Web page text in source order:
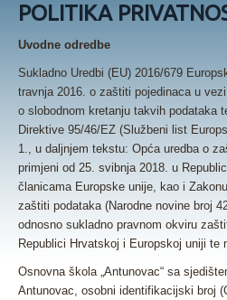
POLITIKA
Uvodne odredbe
Sukladno Uredbi (EU) 2016/679
travnja 2016. o zaštiti pojedinaca u
o slobodnom kretanju takvih podataka
Direktive 95/46/EZ (Službeni list
1., u daljnjem tekstu: Opća uredba o
primjeni od 25. svibnja 2018. u
članicama Europske unije, kao i
zaštiti podataka (Narodne novine broj
odnosno sukladno pravnom okviru
Republici Hrvatskoj i Europskoj uniji te
Osnovna škola „Antunovac“ sa
Antunovac, osobni identifikacijski broj